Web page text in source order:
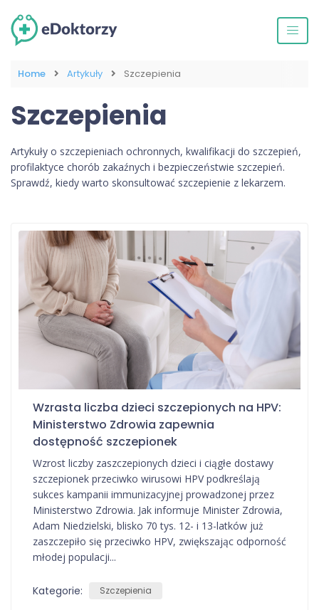
Home Artykuły Szczepienia
Szczepienia
Artykuły o szczepieniach ochronnych, kwalifikacji do szczepień,
profilaktyce chorób zakaźnych i bezpieczeństwie szczepień.
Sprawdź, kiedy warto skonsultować szczepienie z lekarzem.
Wzrasta liczba dzieci szczepionych na HPV:
Ministerstwo Zdrowia zapewnia
dostępność szczepionek
Wzrost liczby zaszczepionych dzieci i ciągłe dostawy
szczepionek przeciwko wirusowi HPV podkreślają
sukces kampanii immunizacyjnej prowadzonej przez
Ministerstwo Zdrowia. Jak informuje Minister Zdrowia,
Adam Niedzielski, blisko 70 tys. 12- i 13-latków już
zaszczepiło się przeciwko HPV, zwiększając odporność
młodej populacji...
Kategorie: Szczepienia